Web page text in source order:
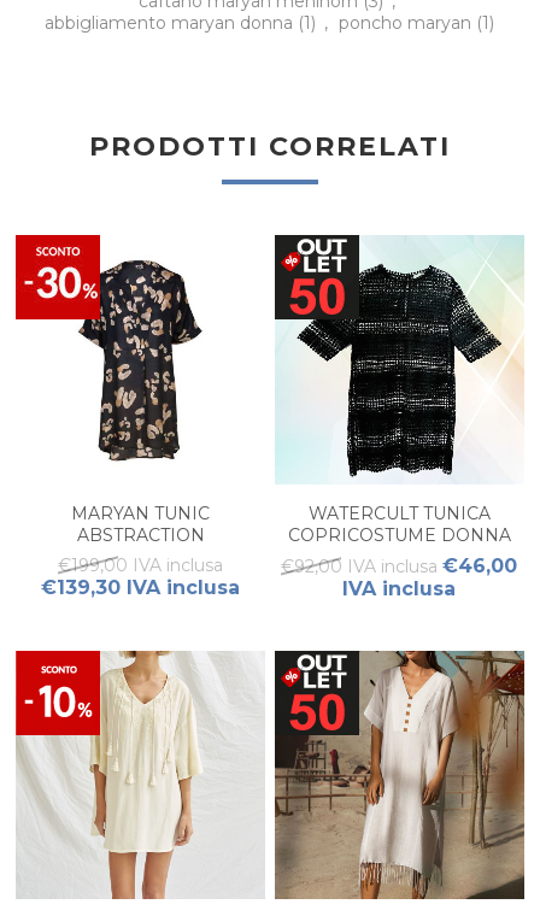
abbigliamento maryan donna (1) , poncho maryan (1)
PRODOTTI CORRELATI
MARYAN TUNIC
ABSTRACTION
€199,00 IVA inclusa
€139,30 IVA inclusa
WATERCULT TUNICA
COPRICOSTUME DONNA
€92,00 IVA inclusa €46,00
IVA inclusa